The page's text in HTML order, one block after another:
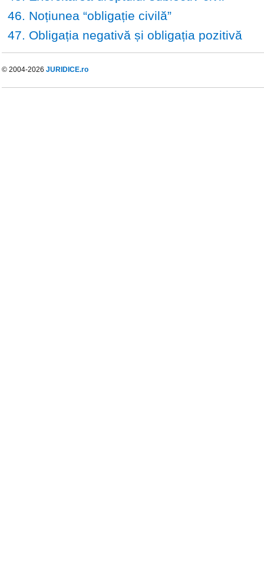
46. Noțiunea “obligație civilă”
47. Obligația negativă și obligația pozitivă
© 2004-2026 JURIDICE.ro